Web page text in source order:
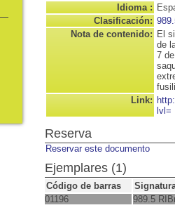
Idioma :
Clasificación:
Nota de contenido: El
de
7
Link:
lvl=
Reserva
Reservar este documento
Ejemplares (1)
Código de barras
01196
989.5